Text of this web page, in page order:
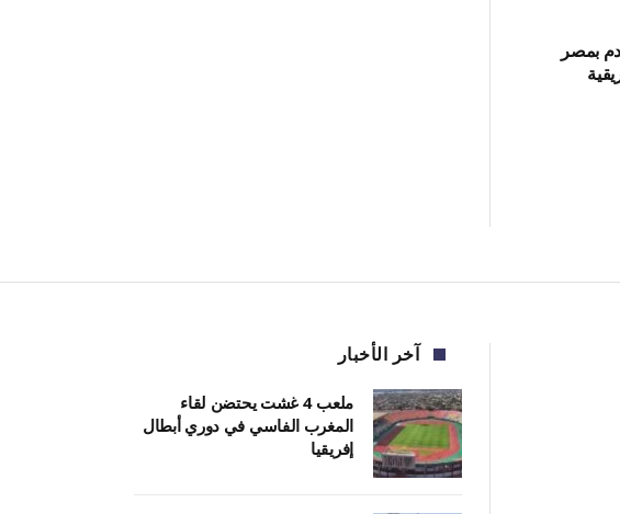
بمصر
آخر الأخبار
ملعب 4 غشت يحتضن لقاء
المغرب الفاسي في دوري أبطال
إفريقيا